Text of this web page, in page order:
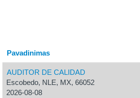
Pavadinimas
AUDITOR DE CALIDAD
Escobedo, NLE, MX, 66052
2026-08-08